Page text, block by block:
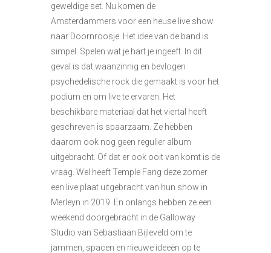
geweldige set. Nu komen de
Amsterdammers voor een heuse live show
naar Doornroosje. Het idee van de band is
simpel. Spelen wat je hart je ingeeft. In dit
geval is dat waanzinnig en bevlogen
psychedelische rock die gemaakt is voor het
podium en om live te ervaren. Het
beschikbare materiaal dat het viertal heeft
geschreven is spaarzaam. Ze hebben
daarom ook nog geen regulier album
uitgebracht. Of dat er ook ooit van komt is de
vraag. Wel heeft Temple Fang deze zomer
een live plaat uitgebracht van hun show in
Merleyn in 2019. En onlangs hebben ze een
weekend doorgebracht in de Galloway
Studio van Sebastiaan Bijleveld om te
jammen, spacen en nieuwe ideeën op te